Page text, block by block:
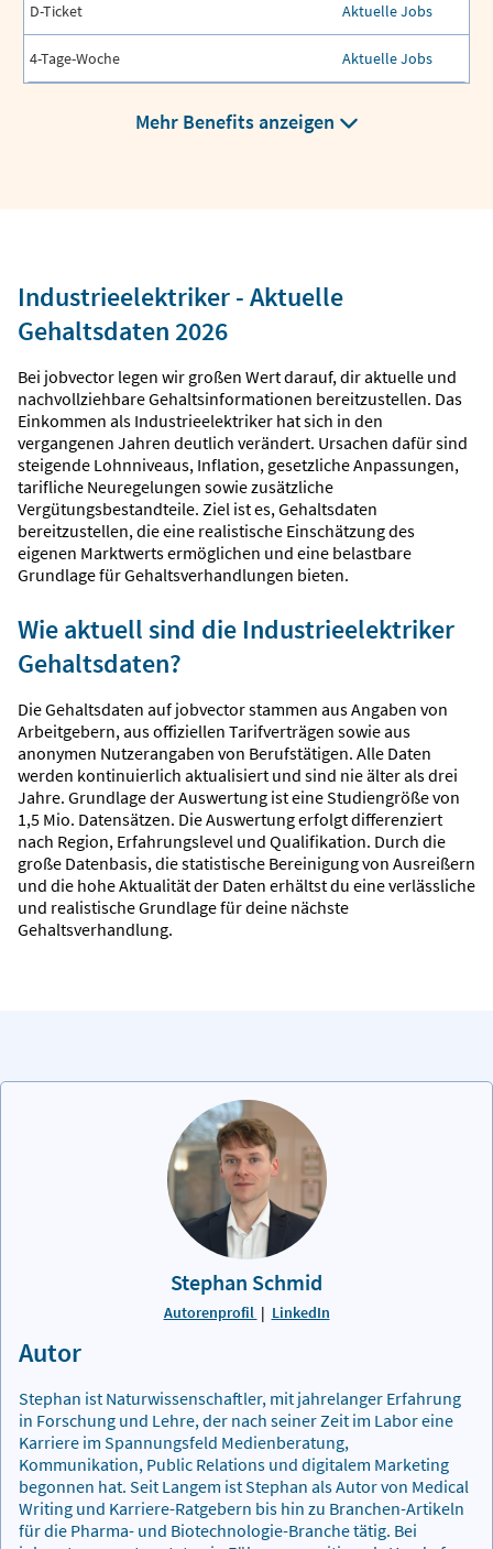
D-Ticket Aktuelle Jobs
4-Tage-Woche Aktuelle Jobs
Mehr Benefits anzeigen
Industrieelektriker - Aktuelle
Gehaltsdaten 2026
Bei jobvector legen wir großen Wert darauf, dir aktuelle und
nachvollziehbare Gehaltsinformationen bereitzustellen. Das
Einkommen als Industrieelektriker hat sich in den
vergangenen Jahren deutlich verändert. Ursachen dafür sind
steigende Lohnniveaus, Inflation, gesetzliche Anpassungen,
tarifliche Neuregelungen sowie zusätzliche
Vergütungsbestandteile. Ziel ist es, Gehaltsdaten
bereitzustellen, die eine realistische Einschätzung des
eigenen Marktwerts ermöglichen und eine belastbare
Grundlage für Gehaltsverhandlungen bieten.
Wie aktuell sind die Industrieelektriker
Gehaltsdaten?
Die Gehaltsdaten auf jobvector stammen aus Angaben von
Arbeitgebern, aus offiziellen Tarifverträgen sowie aus
anonymen Nutzerangaben von Berufstätigen. Alle Daten
werden kontinuierlich aktualisiert und sind nie älter als drei
Jahre. Grundlage der Auswertung ist eine Studiengröße von
1,5 Mio. Datensätzen. Die Auswertung erfolgt differenziert
nach Region, Erfahrungslevel und Qualifikation. Durch die
große Datenbasis, die statistische Bereinigung von Ausreißern
und die hohe Aktualität der Daten erhältst du eine verlässliche
und realistische Grundlage für deine nächste
Gehaltsverhandlung.
Stephan Schmid
Autorenprofil | LinkedIn
Autor
Stephan ist Naturwissenschaftler, mit jahrelanger Erfahrung
in Forschung und Lehre, der nach seiner Zeit im Labor eine
Karriere im Spannungsfeld Medienberatung,
Kommunikation, Public Relations und digitalem Marketing
begonnen hat. Seit Langem ist Stephan als Autor von Medical
Writing und Karriere-Ratgebern bis hin zu Branchen-Artikeln
für die Pharma- und Biotechnologie-Branche tätig. Bei